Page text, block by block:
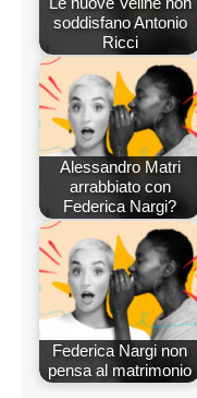
soddisfano Antonio
Ricci
Alessandro Matri
arrabbiato con
Federica Nargi?
Federica Nargi non
pensa al matrimonio